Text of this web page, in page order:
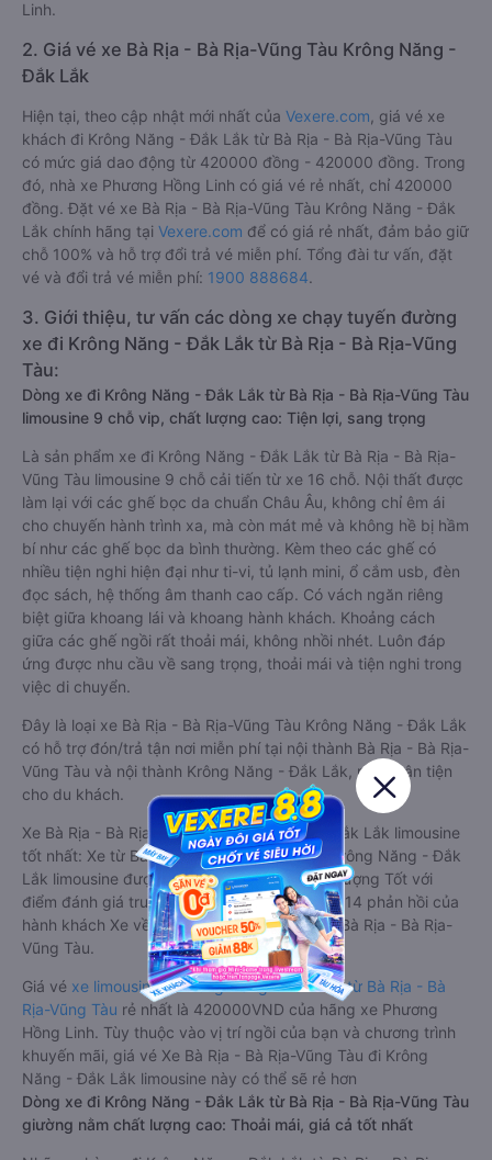
Linh.
2. Giá vé xe Bà Rịa - Bà Rịa-Vũng Tàu Krông Năng -
Đắk Lắk
Hiện tại, theo cập nhật mới nhất của Vexere.com , giá vé xe
khách đi Krông Năng - Đắk Lắk từ Bà Rịa - Bà Rịa-Vũng Tàu
có mức giá dao động từ 420000 đồng - 420000 đồng. Trong
đó, nhà xe Phương Hồng Linh có giá vé rẻ nhất, chỉ 420000
đồng. Đặt vé xe Bà Rịa - Bà Rịa-Vũng Tàu Krông Năng - Đắk
Lắk chính hãng tại Vexere.com để có giá rẻ nhất, đảm bảo giữ
chỗ 100% và hỗ trợ đổi trả vé miễn phí. Tổng đài tư vấn, đặt
vé và đổi trả vé miễn phí: 1900 888684.
3. Giới thiệu, tư vấn các dòng xe chạy tuyến đường
xe đi Krông Năng - Đắk Lắk từ Bà Rịa - Bà Rịa-Vũng
Tàu:
Dòng xe đi Krông Năng - Đắk Lắk từ Bà Rịa - Bà Rịa-Vũng Tàu
limousine 9 chỗ vip, chất lượng cao: Tiện lợi, sang trọng
Là sản phẩm xe đi Krông Năng - Đắk Lắk từ Bà Rịa - Bà Rịa-
Vũng Tàu limousine 9 chỗ cải tiến từ xe 16 chỗ. Nội thất được
làm lại với các ghế bọc da chuẩn Châu Âu, không chỉ êm ái
cho chuyến hành trình xa, mà còn mát mẻ và không hề bị hầm
bí như các ghế bọc da bình thường. Kèm theo các ghế có
nhiều tiện nghi hiện đại như ti-vi, tủ lạnh mini, ổ cắm usb, đèn
đọc sách, hệ thống âm thanh cao cấp. Có vách ngăn riêng
biệt giữa khoang lái và khoang hành khách. Khoảng cách
giữa các ghế ngồi rất thoải mái, không nhồi nhét. Luôn đáp
ứng được nhu cầu về sang trọng, thoải mái và tiện nghi trong
việc di chuyển.
Đây là loại xe Bà Rịa - Bà Rịa-Vũng Tàu Krông Năng - Đắk Lắk
có hỗ trợ đón/trả tận nơi miễn phí tại nội thành Bà Rịa - Bà Rịa-
Vũng Tàu và nội thành Krông Năng - Đắk Lắk, rất thuận tiện
cho du khách.
Xe Bà Rịa - Bà Rịa-Vũng Tàu Krông Năng - Đắk Lắk limousine
tốt nhất: Xe từ Bà Rịa - Bà Rịa-Vũng Tàu đi Krông Năng - Đắk
Lắk limousine được đánh giá chung có chất lượng Tốt với
điểm đánh giá trung bình từ 4.3/5 dựa trên 714 phản hồi của
hành khách Xe về Krông Năng - Đắk Lắk từ Bà Rịa - Bà Rịa-
Vũng Tàu.
Giá vé xe limousine đi Krông Năng - Đắk Lắk từ Bà Rịa - Bà
Rịa-Vũng Tàu rẻ nhất là 420000VND của hãng xe Phương
Hồng Linh. Tùy thuộc vào vị trí ngồi của bạn và chương trình
khuyến mãi, giá vé Xe Bà Rịa - Bà Rịa-Vũng Tàu đi Krông
Năng - Đắk Lắk limousine này có thể sẽ rẻ hơn
Dòng xe đi Krông Năng - Đắk Lắk từ Bà Rịa - Bà Rịa-Vũng Tàu
giường nằm chất lượng cao: Thoải mái, giá cả tốt nhất